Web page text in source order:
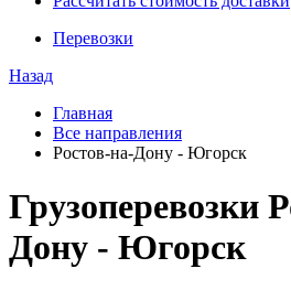
Перевозки
Назад
Главная
Все направления
Ростов-на-Дону - Югорск
Грузоперевозки
Дону - Югорск